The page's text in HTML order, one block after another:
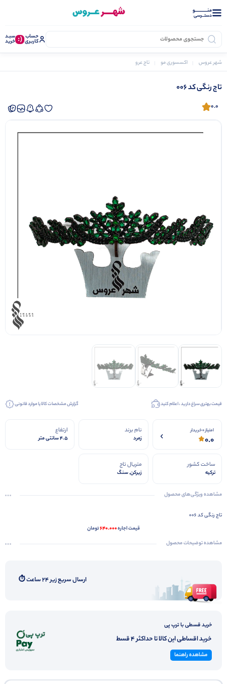
منــــــــــــو
دستــرسی
حساب
کاربری (: سبـد
خرید
کیف عروس کفش عروس کفش مجلسی
شهر عروس اکسسوری مو تاج عروس
تاج رنگی کد 006
0.0
قیمت بهتری سراغ دارید ، اعلام کنید گزارش مشخصات کالا یا موارد قانونی
امتیاز 0 خریدار
0.0
نام برند
زمرد
ارتفاع
4.5 سانتی متر
ساخت کشور
ترکیه
متریال تاج
زیرکن, سنگ
مشاهده ویژگی‌های محصول
تاج رنگی کد 006
قیمت اجاره640.000تومان
مشاهده توضیحات محصول
ارسال سریع زیر ۲۴ ساعت ⏱️
خرید قسطی با ترپ پی
خرید اقساطی این کالا تا حداکثر 4 قسط
مشاهده راهنما